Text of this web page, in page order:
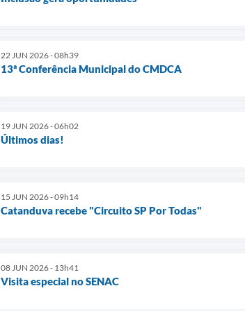
22 JUN 2026 - 08h39
13ª Conferência Municipal do CMDCA
19 JUN 2026 - 06h02
Últimos dias!
15 JUN 2026 - 09h14
Catanduva recebe "Circuito SP Por Todas"
08 JUN 2026 - 13h41
Visita especial no SENAC